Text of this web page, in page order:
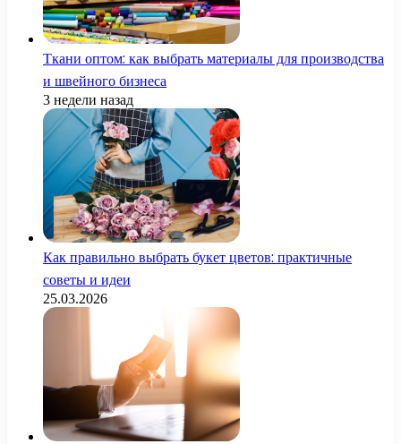
Ткани оптом: как выбрать материалы для производства
и швейного бизнеса
3 недели назад
Как правильно выбрать букет цветов: практичные
советы и идеи
25.03.2026